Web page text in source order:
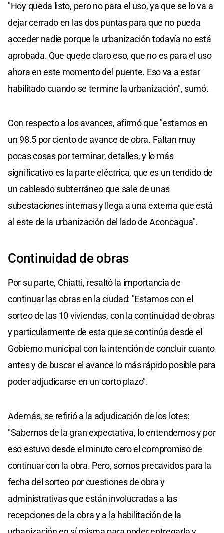
"Hoy queda listo, pero no para el uso, ya que se lo va a
dejar cerrado en las dos puntas para que no pueda
acceder nadie porque la urbanización todavía no está
aprobada. Que quede claro eso, que no es para el uso
ahora en este momento del puente. Eso va a estar
habilitado cuando se termine la urbanización", sumó.
Con respecto a los avances, afirmó que "estamos en
un 98.5 por ciento de avance de obra. Faltan muy
pocas cosas por terminar, detalles, y lo más
significativo es la parte eléctrica, que es un tendido de
un cableado subterráneo que sale de unas
subestaciones internas y llega a una externa que está
al este de la urbanización del lado de Aconcagua".
Continuidad de obras
Por su parte, Chiatti, resaltó la importancia de
continuar las obras en la ciudad: "Estamos con el
sorteo de las 10 viviendas, con la continuidad de obras
y particularmente de esta que se continúa desde el
Gobierno municipal con la intención de concluir cuanto
antes y de buscar el avance lo más rápido posible para
poder adjudicarse en un corto plazo".
Además, se refirió a la adjudicación de los lotes:
"Sabemos de la gran expectativa, lo entendemos y por
eso estuvo desde el minuto cero el compromiso de
continuar con la obra. Pero, somos precavidos para la
fecha del sorteo por cuestiones de obra y
administrativas que están involucradas a las
recepciones de la obra y a la habilitación de la